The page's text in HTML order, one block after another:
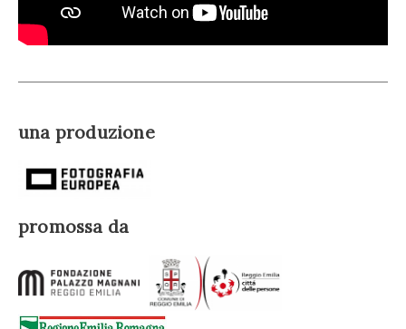
una produzione
promossa da